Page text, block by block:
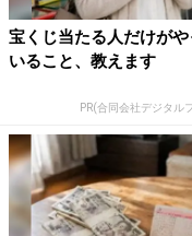
宝くじ当たる人だけがや
いること、教えます
PR(合同会社デジタル